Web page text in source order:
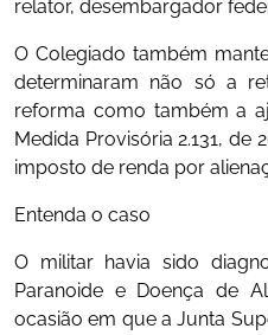
relator, desembargador
O Colegiado também
determinaram não só a
reforma como também a
Medida Provisória 2.131, de
imposto de renda por
Entenda o caso
O militar havia sido
Paranoide e Doença de
ocasião em que a Junta